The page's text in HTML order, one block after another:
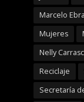
Marcelo
Mujeres
Nelly
Reciclaje
Secretaría